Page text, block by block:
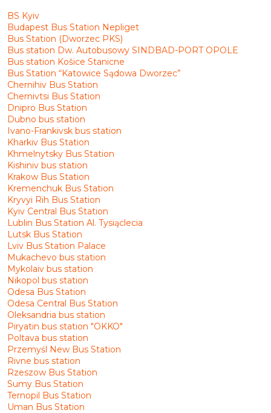
BS Kyiv
Budapest Bus Station Nepliget
Bus Station (Dworzec PKS)
Bus station Dw. Autobusowy SINDBAD-PORT OPOLE
Bus station Košice Stanicne
Bus Station “Katowice Sądowa Dworzec”
Chernihiv Bus Station
Chernivtsi Bus Station
Dnipro Bus Station
Dubno bus station
Ivano-Frankivsk bus station
Kharkiv Bus Station
Khmelnytsky Bus Station
Kishiniv bus station
Krakow Bus Station
Kremenchuk Bus Station
Kryvyi Rih Bus Station
Kyiv Central Bus Station
Lublin Bus Station Al. Tysiąclecia
Lutsk Bus Station
Lviv Bus Station Palace
Mukachevo bus station
Mykolaiv bus station
Nikopol bus station
Odesa Bus Station
Odesa Central Bus Station
Oleksandria bus station
Piryatin bus station "OKKO"
Poltava bus station
Przemyśl New Bus Station
Rivne bus station
Rzeszow Bus Station
Sumy Bus Station
Ternopil Bus Station
Uman Bus Station